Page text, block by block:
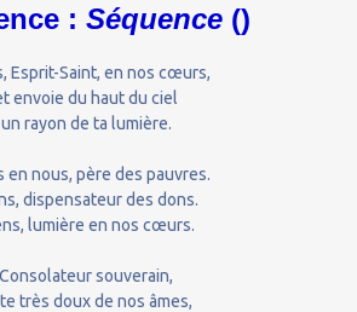
: Séquence ()
Esprit-Saint, en nos cœurs,
envoie du haut du ciel
un rayon de ta lumière.
en nous, père des pauvres.
dispensateur des dons.
lumière en nos cœurs.
Consolateur souverain,
très doux de nos âmes,